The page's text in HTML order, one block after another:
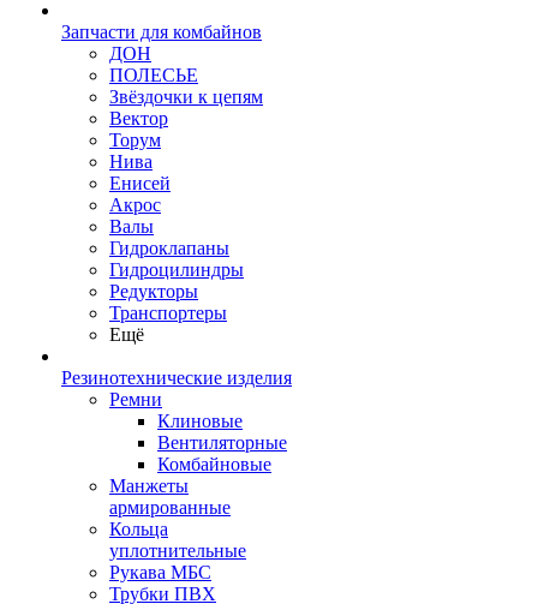
Запчасти для комбайнов
ДОН
ПОЛЕСЬЕ
Звёздочки к цепям
Вектор
Торум
Нива
Енисей
Акрос
Валы
Гидроклапаны
Гидроцилиндры
Редукторы
Транспортеры
Ещё
Резинотехнические изделия
Ремни
Клиновые
Вентиляторные
Комбайновые
Манжеты
армированные
Кольца
уплотнительные
Рукава МБС
Трубки ПВХ